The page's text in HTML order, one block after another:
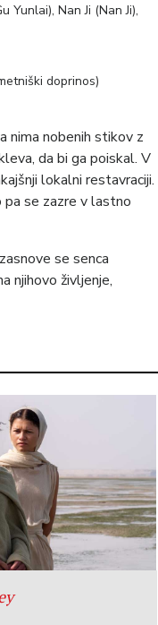
Nan Ji (Nan Ji),
doprinos)
nima nobenih stikov z
da bi ga poiskal. V
lokalni restavraciji.
pa se zazre v lastno
se senca
njihovo življenje,